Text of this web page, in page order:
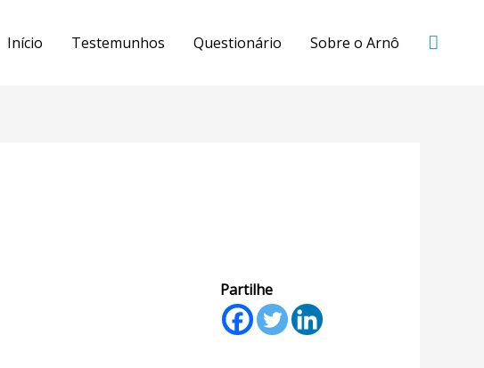
Início Testemunhos Questionário Sobre o Arnô
Partilhe